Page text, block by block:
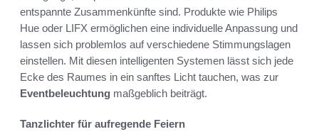
entspannte Zusammenkünfte sind. Produkte wie Philips
Hue oder LIFX ermöglichen eine individuelle Anpassung und
lassen sich problemlos auf verschiedene Stimmungslagen
einstellen. Mit diesen intelligenten Systemen lässt sich jede
Ecke des Raumes in ein sanftes Licht tauchen, was zur
Eventbeleuchtung maßgeblich beiträgt.
Tanzlichter für aufregende Feiern